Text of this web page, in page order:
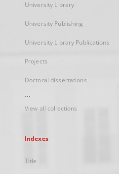
University Library
University Publishing
University Library Publications
Projects
Doctoral dissertations
...
View all collections
Indexes
Title